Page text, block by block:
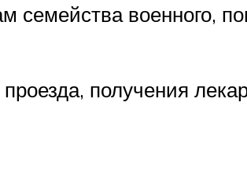
семейства военного,
получения